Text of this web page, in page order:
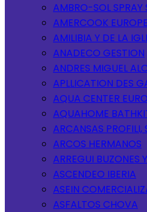
AMBRO-SOL SPRAY
AMERCOOK EUROPE
AMILIBIA Y DE LA
ANADECO GESTION
ANDRES MIGUEL
APLLICATION DES
AQUA CENTER
AQUAHOME
ARCANSAS PROFILI,
ARCOS HERMANOS
ARREGUI BUZONES
ASCENDEO IBERIA
ASEIN
ASFALTOS CHOVA